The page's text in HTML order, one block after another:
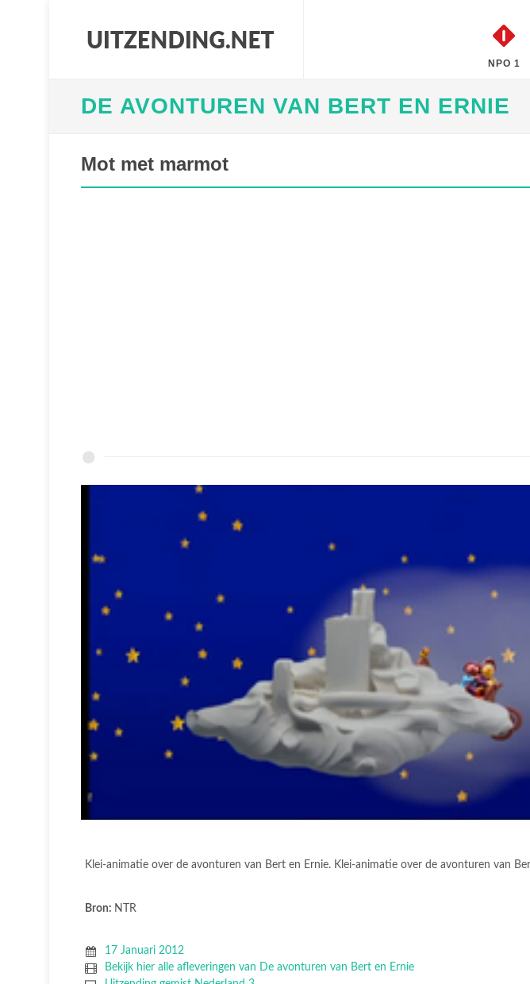
NPO 1
DE AVONTUREN VAN BERT EN ERNIE
Mot met marmot
Klei-animatie over de avonturen van Bert en Ernie. Klei-animatie over de avonturen van
Bron: NTR
17 Januari 2012
Bekijk hier alle afleveringen van De avonturen van Bert en Ernie